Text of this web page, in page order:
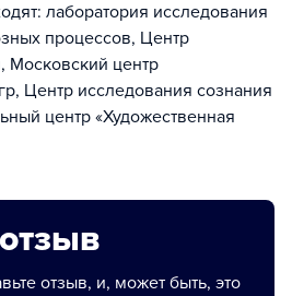
процессов, Центр
Московский центр
Центр исследования сознания
центр «Художественная
отзыв, и, может быть, это